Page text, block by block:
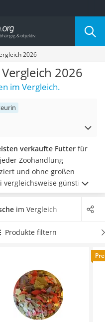
2026
2026
im Vergleich.
verkaufte Futter für
Zoohandlung
und ohne großen
günstig.
dass für gesunde
sehr protein- und
ein hochwertiges
uns hier im August 2026
im Vergleich
Produkte filtern